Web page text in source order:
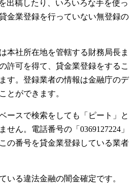
出稿したり、いろいろな手を使っ
金業登録を行っていない無登録の
本社所在地を管轄する財務局長ま
許可を得て、貸金業登録をするこ
す。登録業者の情報は金融庁のデ
とができます。
ースで検索をしても「ピート」と
せん。電話番号の「0369127224」
の番号を貸金業登録している業者
いる違法金融の闇金確定です。